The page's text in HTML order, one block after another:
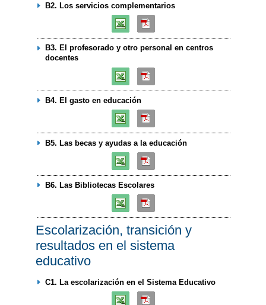
B2. Los servicios complementarios
B3. El profesorado y otro personal en centros
docentes
B4. El gasto en educación
B5. Las becas y ayudas a la educación
B6. Las Bibliotecas Escolares
Escolarización, transición y
resultados en el sistema
educativo
C1. La escolarización en el Sistema Educativo